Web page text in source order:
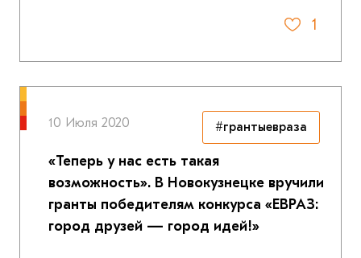
1
10 Июля 2020
«Теперь у нас есть такая
возможность». В Новокузнецке вручили
гранты победителям конкурса «ЕВРАЗ:
город друзей — город идей!»
#грантыевраза